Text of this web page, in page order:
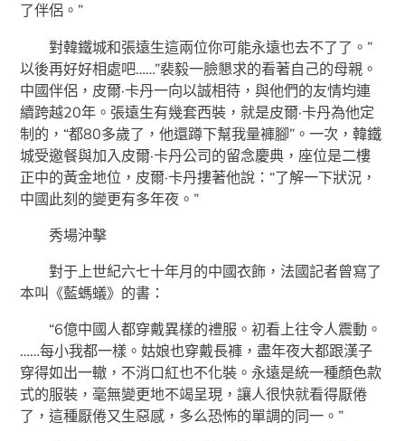
了伴侶。”
對韓鐵城和張遠生這兩位你可能永遠也去不了了。”
以後再好好相處吧……”裴毅一臉懇求的看著自己的母親。
中國伴侶，皮爾·卡丹一向以誠相待，與他們的友情均連
續跨越20年。張遠生有幾套西裝，就是皮爾·卡丹為他定
制的，“都80多歲了，他還蹲下幫我量褲腳”。一次，韓鐵
城受邀餐與加入皮爾·卡丹公司的留念慶典，座位是二樓
正中的黃金地位，皮爾·卡丹摟著他說：“了解一下狀況，
中國此刻的變更有多年夜。”
秀場沖擊
對于上世紀六七十年月的中國衣飾，法國記者曾寫了
本叫《藍螞蟻》的書：
“6億中國人都穿戴異樣的禮服。初看上往令人震動。
……每小我都一樣。姑娘也穿戴長褲，盡年夜大都跟漢子
穿得如出一轍，不消口紅也不化裝。永遠是統一種顏色款
式的服裝，毫無變更地不竭呈現，讓人很快就看得厭倦
了，這種厭倦又生惡感，多么恐怖的單調的同一。”